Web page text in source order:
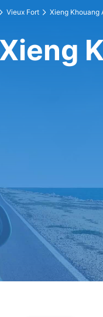
Vieux Fort Xieng Khouang